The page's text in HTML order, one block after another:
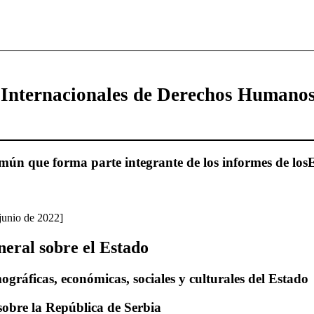
de Derechos
que forma parte integrante de los informes de
de 2022]
sobre el Estado
económicas, sociales y culturales del Estado
la República de Serbia